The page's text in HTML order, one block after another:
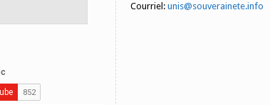
Courriel: unis@souverainete.info